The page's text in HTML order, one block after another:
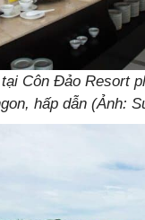
Côn Đảo Resort
hấp dẫn (Ảnh: